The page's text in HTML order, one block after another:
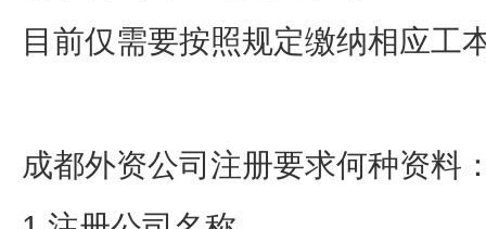
目前仅需要按照规定缴纳相应工
成都外资公司注册要求何种资料